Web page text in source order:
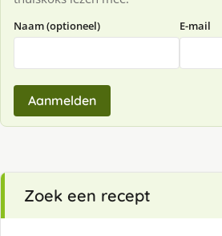
Naam (optioneel) E-mail
Aanmelden
Zoek een recept